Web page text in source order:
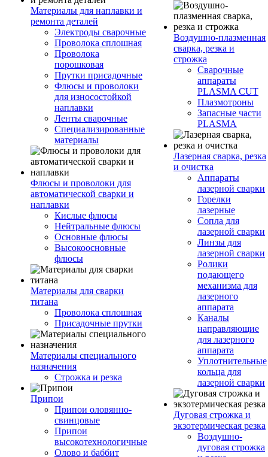
Материалы для наплавки и
ремонта деталей
Электроды сварочные
Проволока сплошная
Проволока
порошковая
Прутки присадочные
Флюсы и проволоки
для износостойкой
наплавки
Ленты сварочные
Специализированные
материалы
Флюсы и проволоки для
автоматической сварки и
наплавки
Кислые флюсы
Нейтральные флюсы
Основные флюсы
Высокоосновные
флюсы
Материалы для сварки
титана
Проволока сплошная
Присадочные прутки
Материалы специального
назначения
Строжка и резка
Припои
Припои оловянно-
свинцовые
Припои
высокотехнологичные
Олово и баббит
Воздушно-плазменная
сварка, резка и
строжка
Сварочные
аппараты
PLASMA CUT
Плазмотроны
Запасные части
PLASMA
Лазерная сварка, резка
и очистка
Аппараты
лазерной сварки
Горелки
лазерные
Сопла для
лазерной сварки
Линзы для
лазерной сварки
Ролики
подающего
механизма для
лазерного
аппарата
Каналы
направляющие
для лазерного
аппарата
Уплотнительные
кольца для
лазерной сварки
Дуговая строжка и
экзотермическая резка
Воздушно-
дуговая строжка